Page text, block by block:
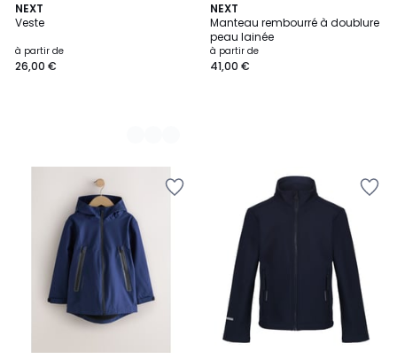
NEXT
Veste
à partir de
26,00 €
3
Couleurs
NEXT
Manteau rembourré à doublure
peau lainée
à partir de
41,00 €